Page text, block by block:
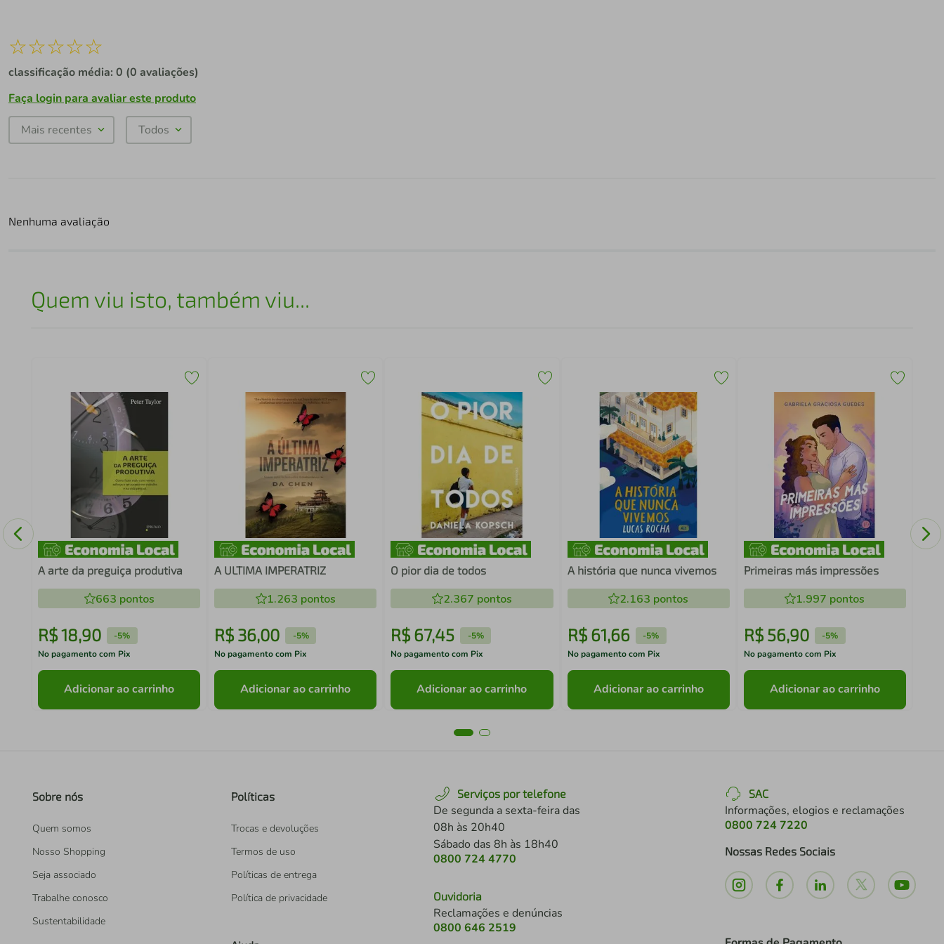
☆☆☆☆☆
classificação média: 0 (0 avaliações)
Faça login para avaliar este produto
Mais recentes Todos
Nenhuma avaliação
Quem viu isto, também viu...
A arte da preguiça produtiva
663 pontos
R$18,90 -5%
No pagamento com Pix
Adicionar ao carrinho
A ULTIMA IMPERATRIZ
1.263 pontos
R$ 36,00 -5%
No pagamento com Pix
Adicionar ao carrinho
O pior dia de todos
2.367 pontos
R$67,45 -5%
No pagamento com Pix
Adicionar ao carrinho
A história que nunca vivemos
2.163 pontos
R$ 61,66 -5%
No pagamento com Pix
Adicionar ao carrinho
Primeiras más impressões
1.997 pontos
R$ 56,90 -5%
No pagamento com Pix
Adicionar ao carrinho
Sobre nós
Quem somos
Nosso Shopping
Seja associado
Trabalhe conosco
Sustentabilidade
Políticas
Trocas e devoluções
Termos de uso
Políticas de entrega
Política de privacidade
Serviços por telefone
De segunda a sexta-feira das
08h às 20h40
Sábado das 8h às 18h40
0800 724 4770
Ouvidoria
Reclamações e denúncias
0800 646 2519
SAC
Informações, elogios e reclamações
0800 724 7220
Nossas Redes Sociais